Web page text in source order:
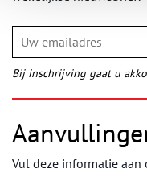
Bij inschrijving gaat u
Vul deze informatie aan